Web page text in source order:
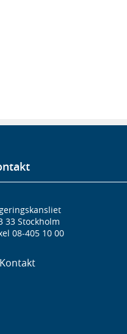
33 Stockholm
08-405 10 00
Kontakt